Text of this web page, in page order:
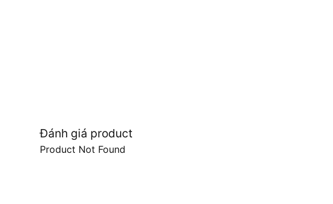
Đánh giá product
Product Not Found